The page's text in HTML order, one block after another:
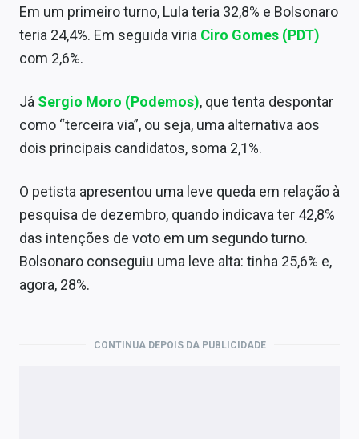
Expediente
Contato
Em um primeiro turno, Lula teria 32,8% e Bolsonaro
teria 24,4%. Em seguida viria Ciro Gomes (PDT)
com 2,6%.
Já Sergio Moro (Podemos), que tenta despontar
como “terceira via”, ou seja, uma alternativa aos
dois principais candidatos, soma 2,1%.
O petista apresentou uma leve queda em relação à
pesquisa de dezembro, quando indicava ter 42,8%
das intenções de voto em um segundo turno.
Bolsonaro conseguiu uma leve alta: tinha 25,6% e,
agora, 28%.
CONTINUA DEPOIS DA PUBLICIDADE